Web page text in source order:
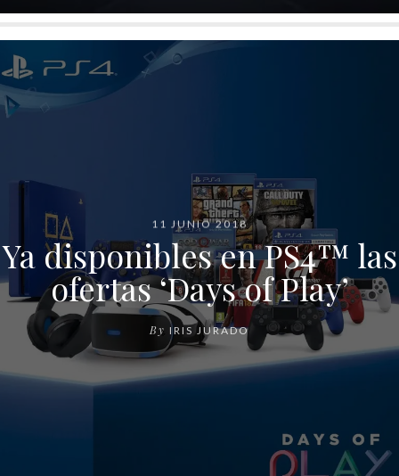
11 JUNIO 2018
Ya disponibles en PS4™ las
ofertas ‘Days of Play’
By IRIS JURADO